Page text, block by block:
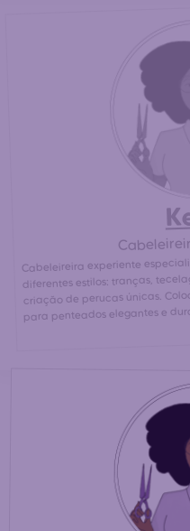
Cabeleireira experiente
diferentes estilos: tranças,
criação de perucas únicas.
para penteados elegantes e